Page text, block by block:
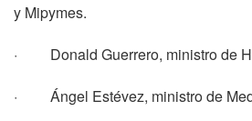
y Mipymes.
· Donald Guerrero, ministro de
· Ángel Estévez, ministro de